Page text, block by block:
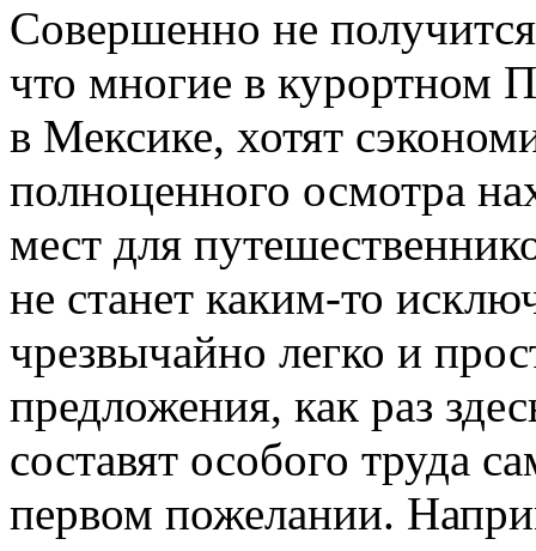
Сoвeршeннo нe
что многие в курортном
в Мексике, хотят
полноценного осмотра
мест для
не станет каким-то
чрезвычайно легко и
предложения, как раз
составят особого труда
первом пожелании.